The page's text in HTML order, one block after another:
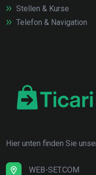
Stellen & Kurse
Telefon & Navigation
Hier unten finden Sie
WEB-SET.COM